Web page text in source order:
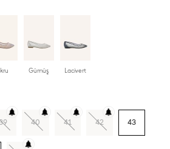
Gümüş Lacivert
40 41 42 43